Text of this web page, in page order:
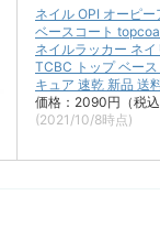
ネイル OPI オーピー
ベースコート
ネイルラッカー ネ
TCBC トップ ベー
キュア 速乾 新品 送
価格：2090円（税
(2021/10/8時点)